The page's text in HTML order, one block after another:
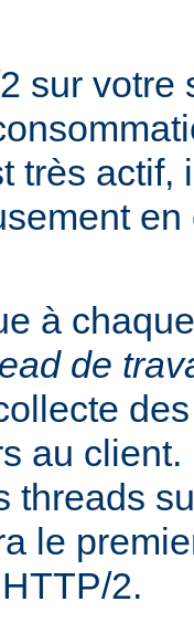
sur votre
très actif,
à
de
au
threads
le
2.